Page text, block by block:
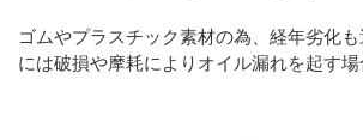
ゴムやプラスチック素材の為、経年劣化
には破損や摩耗によりオイル漏れを起す